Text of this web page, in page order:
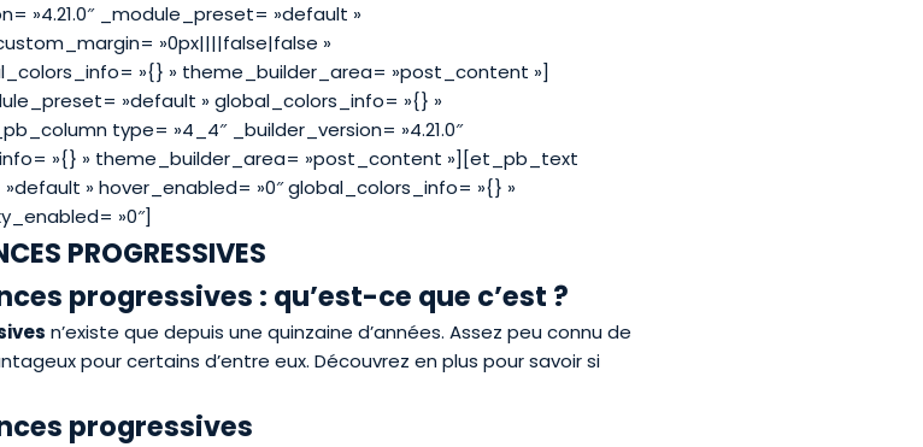
»4.21.0″ _module_preset= »default »
»0px||||false|false »
»{} » theme_builder_area= »post_content »]
»default » global_colors_info= »{} »
type= »4_4″ _builder_version= »4.21.0″
»{} » theme_builder_area= »post_content »][et_pb_text
»default » hover_enabled= »0″ global_colors_info= »{} »
»0″]
PROGRESSIVES
progressives : qu’est-ce que c’est ?
n’existe que depuis une quinzaine d’années. Assez peu connu de
pour certains d’entre eux. Découvrez en plus pour savoir si
progressives